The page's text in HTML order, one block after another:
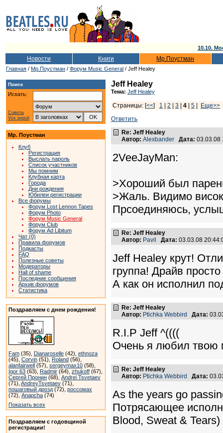
10.10.
Новости Книги Мр.Поустман
Главная / Мр.Поустман / Форум Music General / Jeff Healey
Поиск
Искать:
Советы
Vox populi
Мр. Поустман
Клуб
Регистрация
Выслать пароль
Список участников
Мы помним
Клубная карта
Города
Дни рождения
Юбилеи регистрации
Все форумы
Форум Lost Lennon Tapes
Форум Photo
Форум Music General
Форум Club
Форум Ad Libitum
Чат (0)
Правила форумов
Подкасты
FAQ
Полезные советы
Модераторы
Hall of shame
Последние сообщения
Архив форумов
Статистика
Поздравляем с днем рождения!
Fam (35), Dianaroselle (42), ethnoza
(45), Corvin (51), Roland (56),
alanfairwell (57), sergeymax10 (58),
Igor 63 (63), Radmir (64), zhukoff (67),
Сергей Пронин (68), Andrei Tsvetaev
(71), AndreyTsvetaev (71),
пошаговый дрозд (72), россомах
(72), Anapcha (74)
Показать всех
Поздравляем с годовщиной
регистрации!
Jeff Healey
Тема: Jeff Healey
Страницы: [<<] 1 2 3 4 5
Еще>>
Ответить
Re: Jeff Healey
Автор: Alexbander Дата:
2VeeJayMan:
>Хороший был
>Жаль. Видимо
Прсоединяюсь,
Re: Jeff Healey
Автор: Pavil Дата: 03.03.08
Jeff Healey крут!
группа! Драйв
А как он исполнил
Re: Jeff Healey
Автор: Ptichka Webbird Дата:
R.I.P Jeff ^((((
Очень я любил твою
Re: Jeff Healey
Автор: Ptichka Webbird Дата:
As the years go
Потрясающее
Blood, Sweat & Tears)